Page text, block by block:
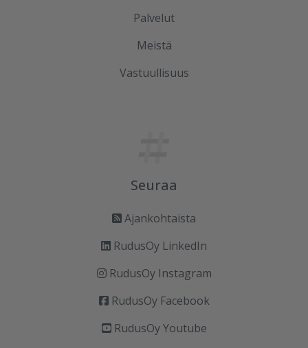
Palvelut
Meistä
Vastuullisuus
Seuraa
Ajankohtaista
RudusOy LinkedIn
RudusOy Instagram
RudusOy Facebook
RudusOy Youtube